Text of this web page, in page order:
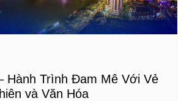
Hành Trình Đam Mê Với Vẻ
và Văn Hóa